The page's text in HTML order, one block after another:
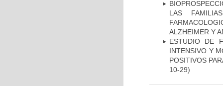
LAS
ALZHEIMER Y
ESTUDIO DE
INTENSIVO Y
POSITIVOS
10-29)